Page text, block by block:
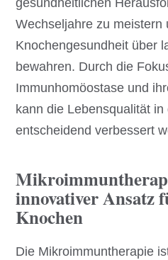
gesundheitlichen
Wechseljahre zu meistern
Knochengesundheit über
bewahren. Durch die
Immunhomöostase und
kann die Lebensqualität
entscheidend verbessert
innovativer Ansatz
Knochen
Die Mikroimmuntherapie